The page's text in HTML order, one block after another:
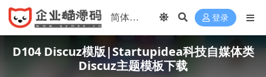
登录
D104 Discuz模版|Startupidea科技自媒体类
Discuz主题模板下载